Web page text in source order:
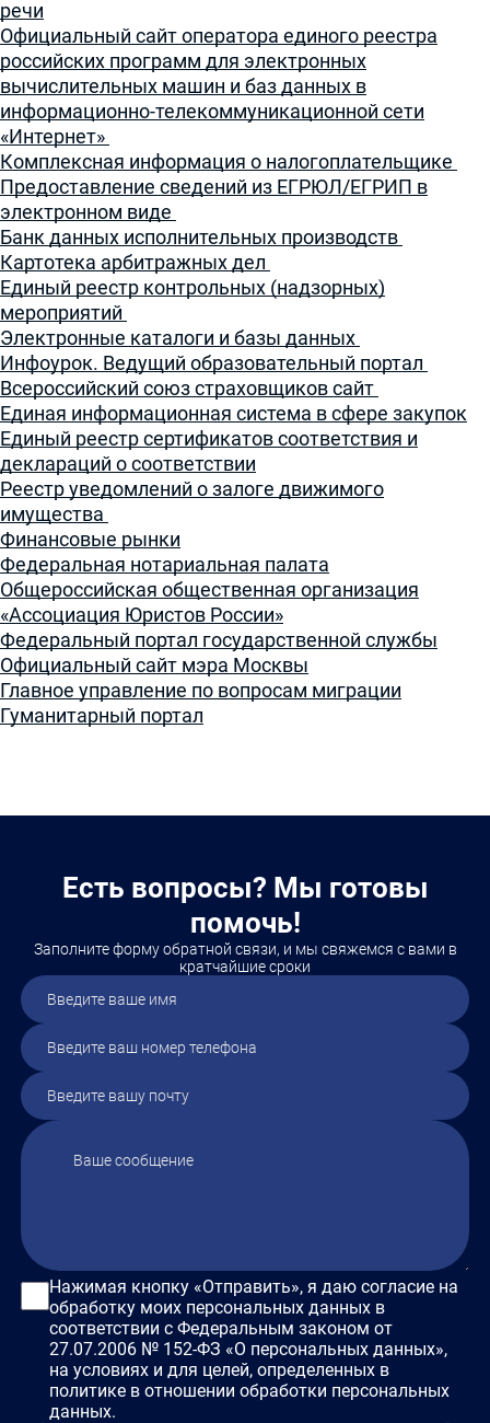
речи
Официальный сайт оператора единого реестра
российских программ для электронных
вычислительных машин и баз данных в
информационно-телекоммуникационной сети
«Интернет»
Комплексная информация о налогоплательщике
Предоставление сведений из ЕГРЮЛ/ЕГРИП в
электронном виде
Банк данных исполнительных производств
Картотека арбитражных дел
Единый реестр контрольных (надзорных)
мероприятий
Электронные каталоги и базы данных
Инфоурок. Ведущий образовательный портал
Всероссийский союз страховщиков сайт
Единая информационная система в сфере закупок
Единый реестр сертификатов соответствия и
деклараций о соответствии
Реестр уведомлений о залоге движимого
имущества
Финансовые рынки
Федеральная нотариальная палата
Общероссийская общественная организация
«Ассоциация Юристов России»
Федеральный портал государственной службы
Официальный сайт мэра Москвы
Главное управление по вопросам миграции
Гуманитарный портал
Есть вопросы? Мы готовы
помочь!
Заполните форму обратной связи, и мы свяжемся с вами в
кратчайшие сроки
Нажимая кнопку «Отправить», я даю согласие на
обработку моих персональных данных в
соответствии с Федеральным законом от
27.07.2006 № 152-ФЗ «О персональных данных»,
на условиях и для целей, определенных в
политике в отношении обработки персональных
данных.